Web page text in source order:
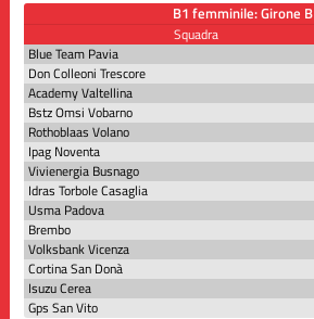
B1 femminile: Girone B
Squadra
Blue Team Pavia
Don Colleoni Trescore
Academy Valtellina
Bstz Omsi Vobarno
Rothoblaas Volano
Ipag Noventa
Vivienergia Busnago
Idras Torbole Casaglia
Usma Padova
Brembo
Volksbank Vicenza
Cortina San Donà
Isuzu Cerea
Gps San Vito